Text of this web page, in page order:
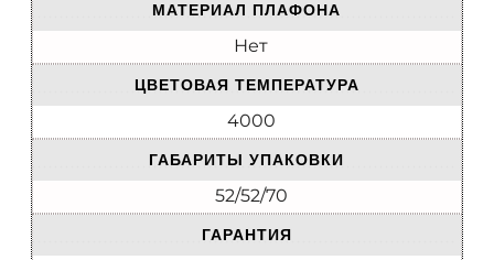
МАТЕРИАЛ ПЛАФОНА
Нет
ЦВЕТОВАЯ ТЕМПЕРАТУРА
4000
ГАБАРИТЫ УПАКОВКИ
52/52/70
ГАРАНТИЯ